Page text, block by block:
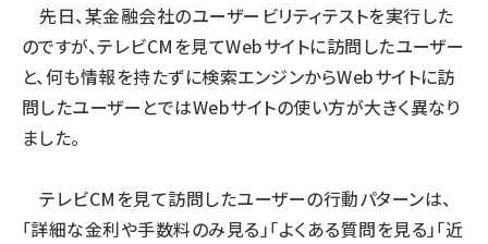
先日、某金融会社のユーザービリティテストを実行した
のですが、テレビCMを見てWebサイトに訪問したユーザー
と、何も情報を持たずに検索エンジンからWebサイトに訪
問したユーザーとではWebサイトの使い方が大きく異なり
ました。
テレビCMを見て訪問したユーザーの行動パターンは、
「詳細な金利や手数料のみ見る」「よくある質問を見る」「近